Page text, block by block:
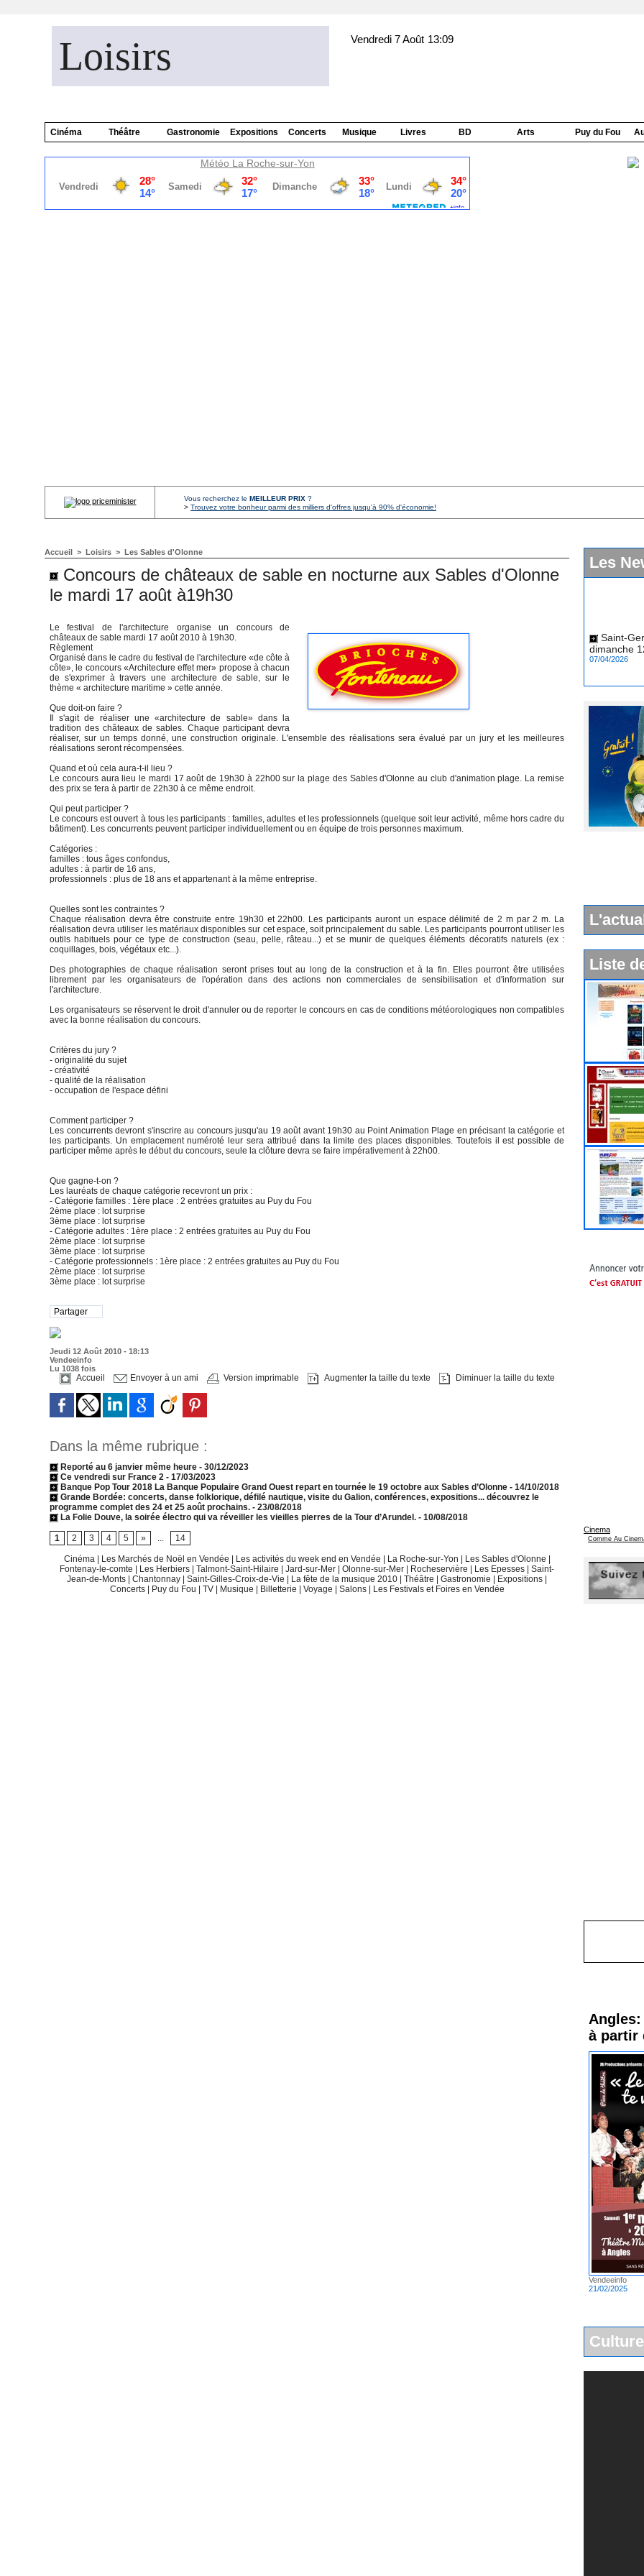
Loisirs Vendredi 7 Août 13:09
Cinéma Théâtre Gastronomie Expositions Concerts Musique Livres BD Arts Puy du Fou
Météo La Roche-sur-Yon
Vous recherchez le MEILLEUR PRIX ?
> Trouvez votre bonheur parmi des milliers d'offres jusqu'à 90% d'économie!
Accueil > Loisirs > Les Sables d'Olonne
Concours de châteaux de sable en nocturne aux Sables d'Olonne
le mardi 17 août à19h30
Le festival de l'architecture organise un concours de
châteaux de sable mardi 17 août 2010 à 19h30.
Règlement
Organisé dans le cadre du festival de l'architecture «de côte à
côte», le concours «Architecture effet mer» propose à chacun
de s'exprimer à travers une architecture de sable, sur le
thème « architecture maritime » cette année.
Que doit-on faire ?
Il s'agit de réaliser une «architecture de sable» dans la
tradition des châteaux de sables. Chaque participant devra
réaliser, sur un temps donné, une construction originale. L'ensemble des réalisations sera évalué par un jury et les meilleures
réalisations seront récompensées.
Quand et où cela aura-t-il lieu ?
Le concours aura lieu le mardi 17 août de 19h30 à 22h00 sur la plage des Sables d'Olonne au club d'animation plage. La remise
des prix se fera à partir de 22h30 à ce même endroit.
Qui peut participer ?
Le concours est ouvert à tous les participants : familles, adultes et les professionnels (quelque soit leur activité, même hors cadre du
bâtiment). Les concurrents peuvent participer individuellement ou en équipe de trois personnes maximum.
Catégories :
familles : tous âges confondus,
adultes : à partir de 16 ans,
professionnels : plus de 18 ans et appartenant à la même entreprise.
Quelles sont les contraintes ?
Chaque réalisation devra être construite entre 19h30 et 22h00. Les participants auront un espace délimité de 2 m par 2 m. La
réalisation devra utiliser les matériaux disponibles sur cet espace, soit principalement du sable. Les participants pourront utiliser les
outils habituels pour ce type de construction (seau, pelle, râteau...) et se munir de quelques éléments décoratifs naturels (ex :
coquillages, bois, végétaux etc...).
Des photographies de chaque réalisation seront prises tout au long de la construction et à la fin. Elles pourront être utilisées
librement par les organisateurs de l'opération dans des actions non commerciales de sensibilisation et d'information sur
l'architecture.
Les organisateurs se réservent le droit d'annuler ou de reporter le concours en cas de conditions météorologiques non compatibles
avec la bonne réalisation du concours.
Critères du jury ?
- originalité du sujet
- créativité
- qualité de la réalisation
- occupation de l'espace défini
Comment participer ?
Les concurrents devront s'inscrire au concours jusqu'au 19 août avant 19h30 au Point Animation Plage en précisant la catégorie et
les participants. Un emplacement numéroté leur sera attribué dans la limite des places disponibles. Toutefois il est possible de
participer même après le début du concours, seule la clôture devra se faire impérativement à 22h00.
Que gagne-t-on ?
Les lauréats de chaque catégorie recevront un prix :
- Catégorie familles : 1ère place : 2 entrées gratuites au Puy du Fou
2ème place : lot surprise
3ème place : lot surprise
- Catégorie adultes : 1ère place : 2 entrées gratuites au Puy du Fou
2ème place : lot surprise
3ème place : lot surprise
- Catégorie professionnels : 1ère place : 2 entrées gratuites au Puy du Fou
2ème place : lot surprise
3ème place : lot surprise
Partager
Jeudi 12 Août 2010 - 18:13
Vendeeinfo
Lu 1038 fois
Accueil Envoyer à un ami Version imprimable Augmenter la taille du texte Diminuer la taille du texte
Dans la même rubrique :
Reporté au 6 janvier même heure - 30/12/2023
Ce vendredi sur France 2 - 17/03/2023
Banque Pop Tour 2018 La Banque Populaire Grand Ouest repart en tournée le 19 octobre aux Sables d’Olonne - 14/10/2018
Grande Bordée: concerts, danse folklorique, défilé nautique, visite du Galion, conférences, expositions... découvrez le
programme complet des 24 et 25 août prochains. - 23/08/2018
La Folie Douve, la soirée électro qui va réveiller les vieilles pierres de la Tour d’Arundel. - 10/08/2018
1 2 3 4 5 » ... 14
Cinéma Les Marchés de Noël en Vendée Les activités du week end en Vendée La Roche-sur-Yon Les Sables d'Olonne
Fontenay-le-comte
Les Herbiers Talmont-Saint-Hilaire Jard-sur-Mer Olonne-sur-Mer Rocheservière Les Epesses
Saint-
Jean-de-Monts
Chantonnay Saint-Gilles-Croix-de-Vie La fête de la musique 2010 Théâtre Gastronomie Expositions
Concerts
Puy du Fou TV Musique Billetterie Voyage Salons Les Festivals et Foires en Vendée
Les
dimanche
07/04/2026
Liste
Cinema
Comme Au
à partir
Vendeeinfo
21/02/2025